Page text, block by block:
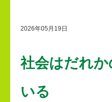
2026年05月19日
社会はだれ
いる